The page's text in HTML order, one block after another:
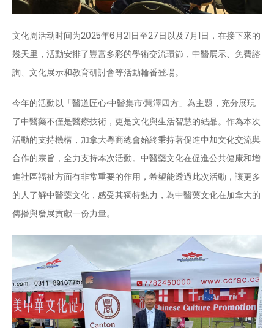
文化周活动时间为2025年6月21日至27日以及7月1日，在接下來的
幾天里，活動安排了豐富多彩的學術交流環節，中醫展示、免費諮
詢、文化展示和教育研討會等活動輪番登場。
今年的活動以「醫道匠心·中醫集市·慧澤四方」為主題，充分展現
了中醫藥不僅是醫療技術，更是文化與生活智慧的結晶。作為本次
活動的支持機構，加拿大粵商總會始終秉持著促進中加文化交流與
合作的宗旨，全力支持本次活動。中醫藥文化在促進公共健康和增
進社區福祉方面有非常重要的作用，希望能透過此次活動，讓更多
的人了解中醫藥文化，感受其獨特魅力，為中醫藥文化在加拿大的
傳播與發展貢獻一份力量。